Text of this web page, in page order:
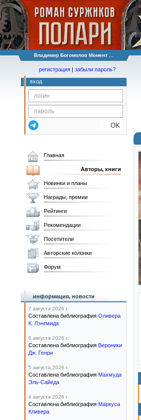
Владимир Богомолов Момент ...
регистрация | забыли пароль?
вход
OK
Главная
Авторы, книги
Новинки и планы
Награды, премии
Рейтинги
Рекомендации
Посетители
Авторские колонки
Форум
информация, новости
7 августа 2026 г.
Составлена библиография Оливера
К. Лэнгмида
6 августа 2026 г.
Составлена библиография Вероники
Дж. Генри
5 августа 2026 г.
Составлена библиография Махмуда
Эль-Сайеда
4 августа 2026 г.
Составлена библиография Маркуса
Кливера